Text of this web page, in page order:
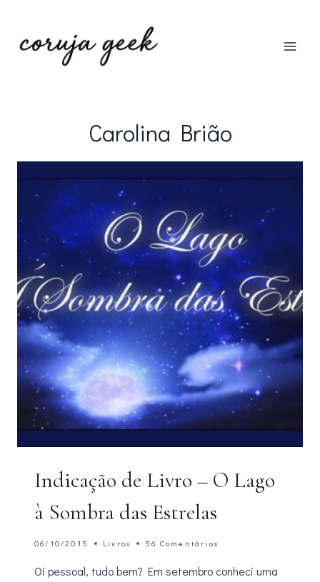
Carolina Brião
Indicação de Livro – O Lago
à Sombra das Estrelas
06/10/2015 Livros 56 Comentários
Oi pessoal, tudo bem? Em setembro conheci uma